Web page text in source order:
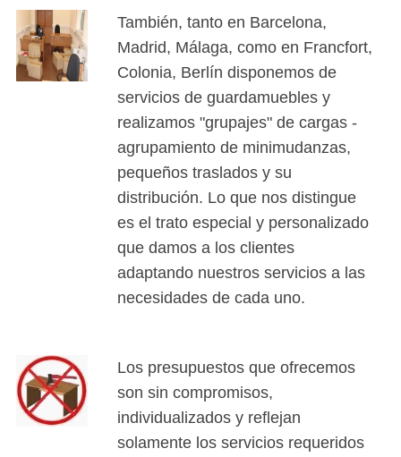
También, tanto en Barcelona,
Madrid, Málaga, como en Francfort,
Colonia, Berlín disponemos de
servicios de guardamuebles y
realizamos "grupajes" de cargas -
agrupamiento de minimudanzas,
pequeños traslados y su
distribución. Lo que nos distingue
es el trato especial y personalizado
que damos a los clientes
adaptando nuestros servicios a las
necesidades de cada uno.
Los presupuestos que ofrecemos
son sin compromisos,
individualizados y reflejan
solamente los servicios requeridos